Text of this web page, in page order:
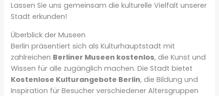
Lassen Sie uns gemeinsam die kulturelle Vielfalt unserer
Stadt erkunden!
Überblick der Museen
Berlin präsentiert sich als Kulturhauptstadt mit
zahlreichen Berliner Museen kostenlos, die Kunst und
Wissen für alle zugänglich machen. Die Stadt bietet
Kostenlose Kulturangebote Berlin, die Bildung und
Inspiration für Besucher verschiedener Altersgruppen